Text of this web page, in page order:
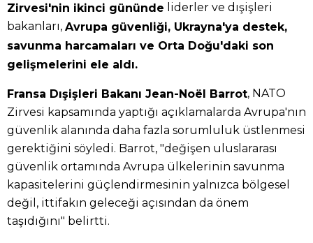
Zirvesi'nin ikinci gününde liderler ve dışişleri
bakanları, Avrupa güvenliği, Ukrayna'ya destek,
savunma harcamaları ve Orta Doğu'daki son
gelişmelerini ele aldı.
Fransa Dışişleri Bakanı Jean-Noël Barrot, NATO
Zirvesi kapsamında yaptığı açıklamalarda Avrupa'nın
güvenlik alanında daha fazla sorumluluk üstlenmesi
gerektiğini söyledi. Barrot, "değişen uluslararası
güvenlik ortamında Avrupa ülkelerinin savunma
kapasitelerini güçlendirmesinin yalnızca bölgesel
değil, ittifakın geleceği açısından da önem
taşıdığını" belirtti.